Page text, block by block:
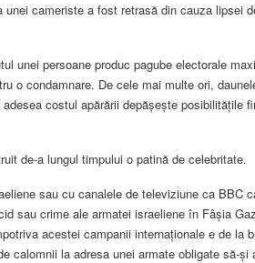
cameriste a fost retrasă din cauza lipsei
unei persoane produc pagube electorale
o condamnare. De cele mai multe ori,
costul apărării depășește posibilitățile
de-a lungul timpului o patină de celebritate.
sau cu canalele de televiziune ca BBC
sau crime ale armatei israeliene în Fâșia
acestei campanii internaționale e de la
calomnii la adresa unei armate obligate să-și